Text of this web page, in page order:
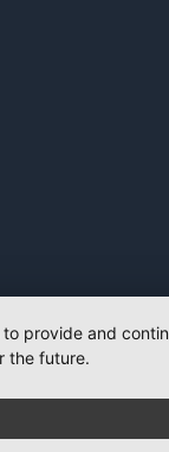
provide and
the future.